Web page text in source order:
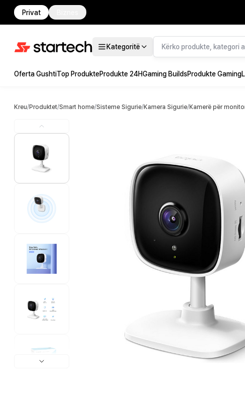
Privat
Kategoritë
Oferta GushtiTop ProdukteProdukte 24HGaming BuildsProdukte Gaming
Kreu/Produktet/Smart home/Sisteme Sigurie/Kamera Sigurie/Kamerë për